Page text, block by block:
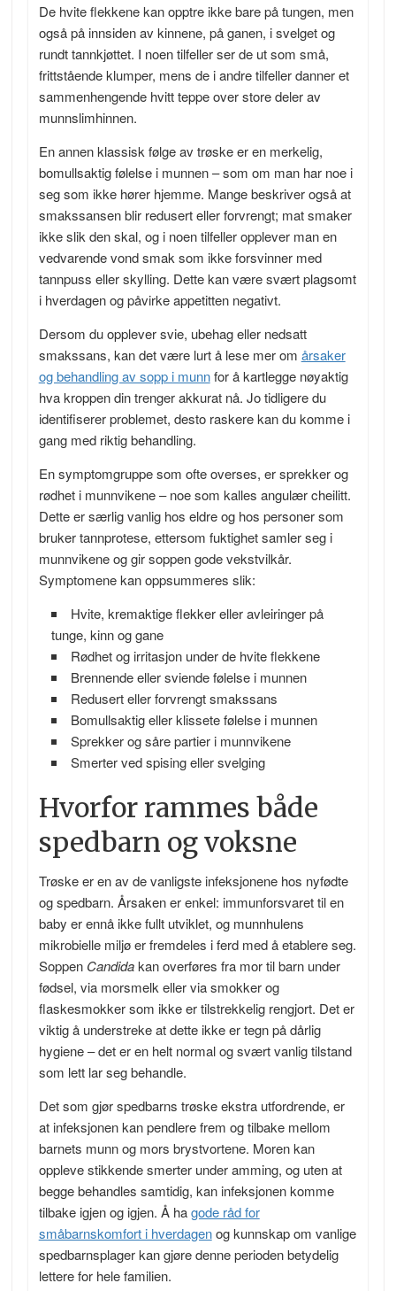
De hvite flekkene kan opptre ikke bare på tungen, men
også på innsiden av kinnene, på ganen, i svelget og
rundt tannkjøttet. I noen tilfeller ser de ut som små,
frittstående klumper, mens de i andre tilfeller danner et
sammenhengende hvitt teppe over store deler av
munnslimhinnen.
En annen klassisk følge av trøske er en merkelig,
bomullsaktig følelse i munnen – som om man har noe i
seg som ikke hører hjemme. Mange beskriver også at
smakssansen blir redusert eller forvrengt; mat smaker
ikke slik den skal, og i noen tilfeller opplever man en
vedvarende vond smak som ikke forsvinner med
tannpuss eller skylling. Dette kan være svært plagsomt
i hverdagen og påvirke appetitten negativt.
Dersom du opplever svie, ubehag eller nedsatt
smakssans, kan det være lurt å lese mer om årsaker
og behandling av sopp i munnfor å kartlegge nøyaktig
hva kroppen din trenger akkurat nå. Jo tidligere du
identifiserer problemet, desto raskere kan du komme i
gang med riktig behandling.
En symptomgruppe som ofte overses, er sprekker og
rødhet i munnvikene – noe som kalles angulær cheilitt.
Dette er særlig vanlig hos eldre og hos personer som
bruker tannprotese, ettersom fuktighet samler seg i
munnvikene og gir soppen gode vekstvilkår.
Symptomene kan oppsummeres slik:
Hvite, kremaktige flekker eller avleiringer på
tunge, kinn og gane
Rødhet og irritasjon under de hvite flekkene
Brennende eller sviende følelse i munnen
Redusert eller forvrengt smakssans
Bomullsaktig eller klissete følelse i munnen
Sprekker og såre partier i munnvikene
Smerter ved spising eller svelging
Hvorfor rammes både
spedbarn og voksne
Trøske er en av de vanligste infeksjonene hos nyfødte
og spedbarn. Årsaken er enkel: immunforsvaret til en
baby er ennå ikke fullt utviklet, og munnhulens
mikrobielle miljø er fremdeles i ferd med å etablere seg.
Soppen Candidakan overføres fra mor til barn under
fødsel, via morsmelk eller via smokker og
flaskesmokker som ikke er tilstrekkelig rengjort. Det er
viktig å understreke at dette ikke er tegn på dårlig
hygiene – det er en helt normal og svært vanlig tilstand
som lett lar seg behandle.
Det som gjør spedbarns trøske ekstra utfordrende, er
at infeksjonen kan pendlere frem og tilbake mellom
barnets munn og mors brystvortene. Moren kan
oppleve stikkende smerter under amming, og uten at
begge behandles samtidig, kan infeksjonen komme
tilbake igjen og igjen. Å hagode råd for
småbarnskomfort i hverdagenog kunnskap om vanlige
spedbarnsplager kan gjøre denne perioden betydelig
lettere for hele familien.